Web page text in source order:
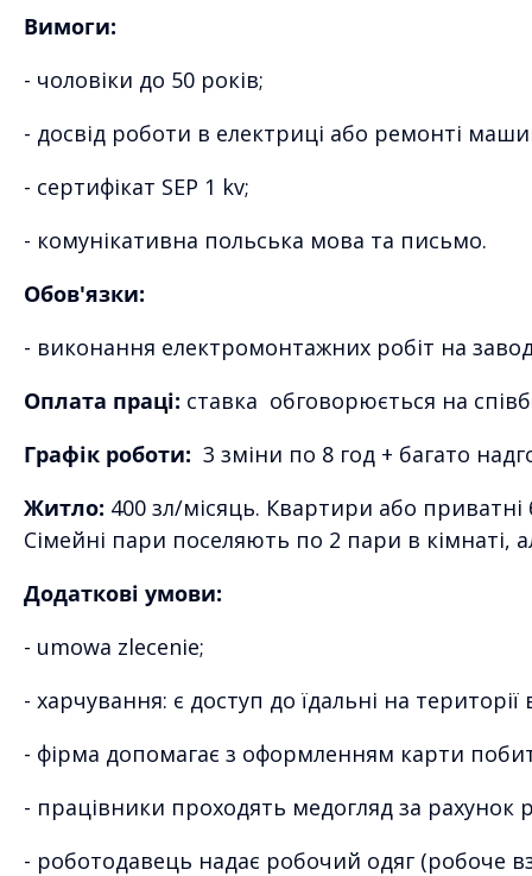
Вимоги:
- чоловіки до 50 років;
- досвід роботи в електриці або ремонті
- сертифікат SEP 1 kv;
- комунікативна польська мова та письмо.
Обов'язки:
- виконання електромонтажних робіт на
Оплата праці: ставка обговорюється на
Графік роботи: 3 зміни по 8 год + багато
Житло: 400 зл/місяць. Квартири або
Сімейні пари поселяють по 2 пари в кімнаті,
Додаткові умови:
- umowa zlecenie;
- харчування: є доступ до їдальні на
- фірма допомагає з оформленням карти
- працівники проходять медогляд за рахунок
- роботодавець надає робочий одяг (робоче